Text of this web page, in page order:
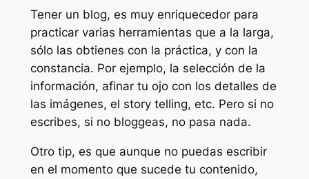
Tener un blog, es muy enriquecedor para
practicar varias herramientas que a la larga,
sólo las obtienes con la práctica, y con la
constancia. Por ejemplo, la selección de la
información, afinar tu ojo con los detalles de
las imágenes, el story telling, etc. Pero si no
escribes, si no bloggeas, no pasa nada.
Otro tip, es que aunque no puedas escribir
en el momento que sucede tu contenido,